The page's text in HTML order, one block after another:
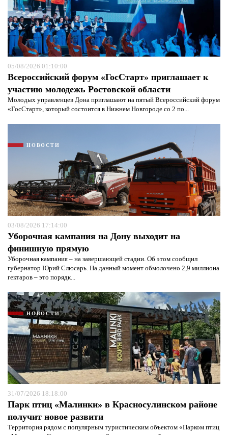
05/08/2026 01:10:00
Всероссийский форум «ГосСтарт» приглашает к
участию молодежь Ростовской области
Молодых управленцев Дона приглашают на пятый Всероссийский форум
«ГосСтарт», который состоится в Нижнем Новгороде со 2 по...
НОВОСТИ
03/08/2026 17:14:00
Уборочная кампания на Дону выходит на
финишную прямую
Уборочная кампания – на завершающей стадии. Об этом сообщил
губернатор Юрий Слюсарь. На данный момент обмолочено 2,9 миллиона
гектаров – это порядк...
НОВОСТИ
31/07/2026 18:18:00
Парк птиц «Малинки» в Красносулинском районе
получит новое развити
Территория рядом с популярным туристическим объектом «Парком птиц